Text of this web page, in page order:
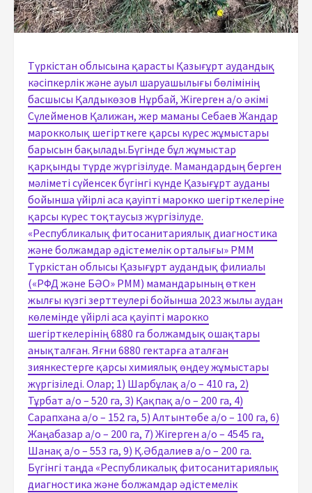
Түркістан облысына қарасты Қазығұрт аудандық
кәсіпкерлік және ауыл шаруашылығы бөлімінің
басшысы Қалдыкөзов Нұрбай, Жігерген а/о әкімі
Сүлейменов Қалижан, жер маманы Себаев Жандар
марокколық шегірткеге қарсы күрес жұмыстары
барысын бақылады.Бүгінде бұл жұмыстар
қарқынды түрде жүргізілуде. Мамандардың берген
мәліметі сүйенсек бүгінгі күнде Қазығұрт ауданы
бойынша үйірлі аса қауіпті марокко шегірткелеріне
қарсы күрес тоқтаусыз жүргізілуде.
«Республикалық фитосанитариялық диагностика
және болжамдар әдістемелік орталығы» РММ
Түркістан облысы Қазығұрт аудандық филиалы
(«РФД және БӘО» РММ) мамандарының өткен
жылғы күзгі зерттеулері бойынша 2023 жылы аудан
көлемінде үйірлі аса қауіпті марокко
шегірткелерінің 6880 га болжамдық ошақтары
анықталған. Яғни 6880 гектарға аталған
зиянкестерге қарсы химиялық өңдеу жұмыстары
жүргізіледі. Олар; 1) Шарбұлақ а/о – 410 га, 2)
Тұрбат а/о – 520 га, 3) Қақпақ а/о – 200 га, 4)
Сарапхана а/о – 152 га, 5) Алтынтөбе а/о – 100 га, 6)
Жаңабазар а/о – 200 га, 7) Жігерген а/о – 4545 га,
Шанақ а/о – 553 га, 9) Қ.Әбдалиев а/о – 200 га.
Бүгінгі таңда «Республикалық фитосанитариялық
диагностика және болжамдар әдістемелік